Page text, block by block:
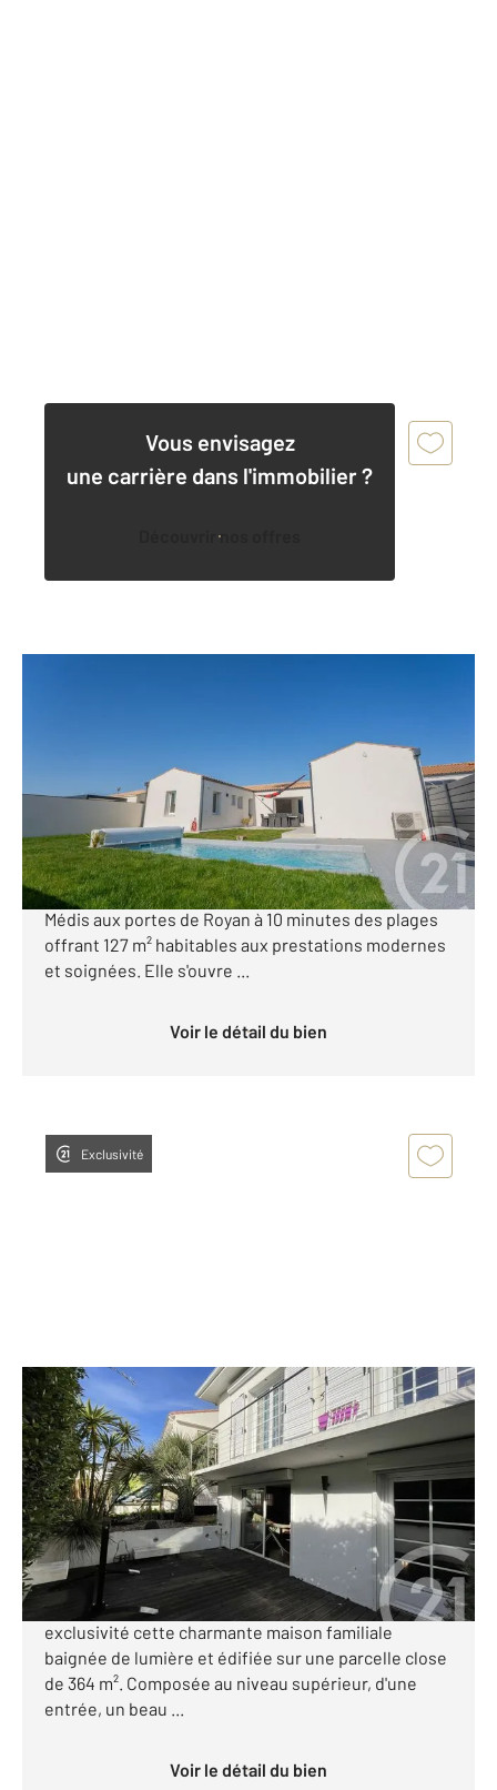
Vous envisagez
une carrière dans l'immobilier ?
Découvrir nos offres
Maison à vendre
488 000 €
Century 21 l'Agence de la Seudre vous propose cette
maison de plain-pied construite en 2024, située à
Médis aux portes de Royan à 10 minutes des plages
offrant 127 m² habitables aux prestations modernes
et soignées. Elle s'ouvre ...
Voir le détail du bien
Exclusivité
ROYAN 17
187,97 m2, 7 pièces
Ref : 9031
Maison à vendre
532 000 €
ROYAN - 900 M MARCHE CENTRAL - AU CALME -
Century 21 Grand Large vous présente en
exclusivité cette charmante maison familiale
baignée de lumière et édifiée sur une parcelle close
de 364 m². Composée au niveau supérieur, d'une
entrée, un beau ...
Voir le détail du bien